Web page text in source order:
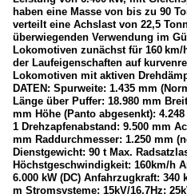
haben eine Masse von bis zu 90
verteilt eine Achslast von 22,5
überwiegenden Verwendung im
Lokomotiven zunächst für 160
der Laufeigenschaften auf
Lokomotiven mit aktiven
DATEN: Spurweite: 1.435 mm
Länge über Puffer: 18.980 mm
mm Höhe (Panto abgesenkt):
1 Drehzapfenabstand: 9.500 mm
mm Raddurchmesser: 1.250 mm
Dienstgewicht: 90 t Max.
Höchstgeschwindigkeit: 160km/h
6.000 kW (DC) Anfahrzugkraft:
m Stromsysteme: 15kV/16,7Hz;